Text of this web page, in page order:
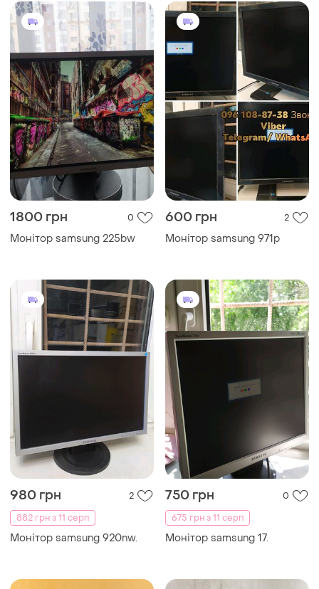
1800 грн 0
Монітор samsung 225bw
600 грн 2
Монітор samsung 971p
980 грн
2
882 грн з 11 серп
Монітор samsung 920nw.
750 грн
0
675 грн з 11 серп
Монітор samsung 17.